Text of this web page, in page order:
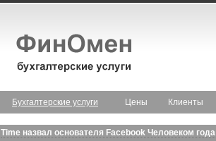
Бухгалтерские услуги
Цены Клиенты
Time назвал основателя Facebook Человеком года